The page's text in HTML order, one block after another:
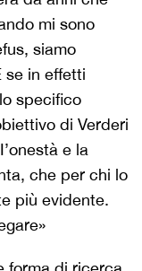
mi sono
siamo
se in effetti
specifico
di Verderi
e la
che per chi lo
più evidente.